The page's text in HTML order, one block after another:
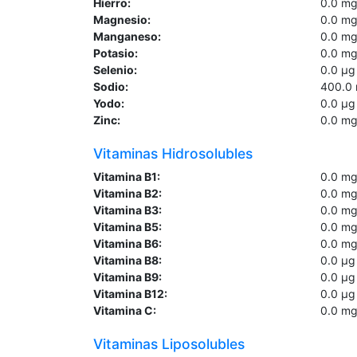
Hierro:
0.0 mg
Magnesio:
0.0 mg
Manganeso:
0.0 mg
Potasio:
0.0 mg
Selenio:
0.0 µg
Sodio:
400.0
Yodo:
0.0 µg
Zinc:
0.0 mg
Vitaminas Hidrosolubles
Vitamina B1: 0.0 mg
Vitamina B2:
0.0 mg
Vitamina B3:
0.0 mg
Vitamina B5:
0.0 mg
Vitamina B6:
0.0 mg
Vitamina B8:
0.0 µg
Vitamina B9:
0.0 µg
Vitamina B12:
0.0 µg
Vitamina C:
0.0 mg
Vitaminas Liposolubles